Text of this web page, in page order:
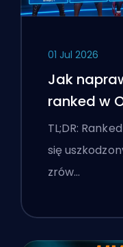
01 Jul 2026
Jak
ranked w
'stomp'
TL;DR:
się
zrów…